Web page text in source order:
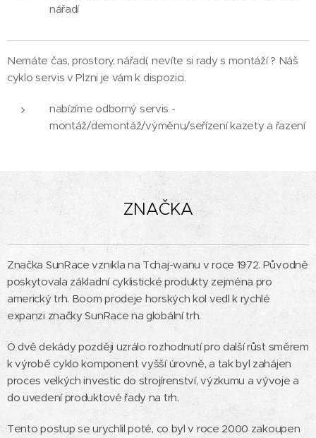
nářadí
Nemáte čas, prostory, nářadí, nevíte si rady s montáží ? Náš
cyklo servis v Plzni je vám k dispozici.
nabízíme odborný servis -
montáž/demontáž/výměnu/seřízení kazety a řazení
ZNAČKA
Značka SunRace vznikla na Tchaj-wanu v roce 1972. Původně
poskytovala základní cyklistické produkty zejména pro
americký trh. Boom prodeje horských kol vedl k rychlé
expanzi značky SunRace na globální trh.
O dvě dekády později uzrálo rozhodnutí pro další růst směrem
k výrobě cyklo komponent vyšší úrovně, a tak byl zahájen
proces velkých investic do strojírenství, výzkumu a vývoje a
do uvedení produktové řady na trh.
Tento postup se urychlil poté, co byl v roce 2000 zakoupen